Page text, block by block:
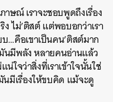
าษณ์ เราจะชอบพูดถึงเรื่อง
ไม่’ติสต์ แต่พอบอกว่าเรา
คือเขาเป็นคน’ติสต์มาก
มันมีพลัง หลายคนอ่านแล้ว
น่ใจว่าสิ่งที่เราเข้าใจนั้นใช่
นมีเรื่องให้ขบคิด แม้จะดู